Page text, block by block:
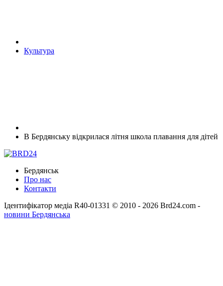
Культура
В Бердянську відкрилася літня школа плавання для дітей
Бердянськ
Про нас
Контакти
Ідентифікатор медіа R40-01331 © 2010 - 2026 Brd24.com -
новини Бердянська